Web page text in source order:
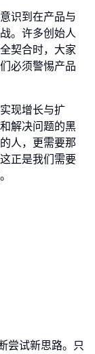
识到在产品与
。许多创始人
契合时，大家
必须警惕产品
现增长与扩
解决问题的黑
人，更需要那
正是我们需要
尝试新思路。只